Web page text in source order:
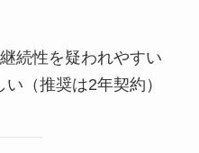
続性を疑われやすい
（推奨は2年契約）